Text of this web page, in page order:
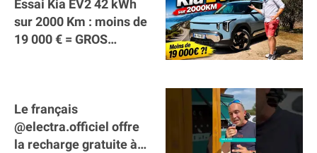
Essai Kia EV2 42 kWh
sur 2000 Km : moins de
19 000 € = GROS
Le français
@electra.officiel offre
la recharge gratuite à